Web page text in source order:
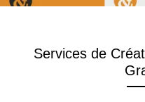
Services de